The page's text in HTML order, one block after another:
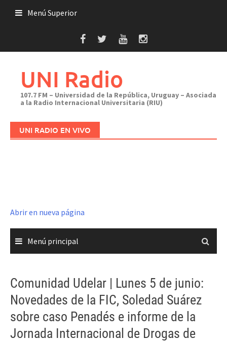
Menú Superior
UNI Radio
107.7 FM – Universidad de la República, Uruguay – Asociada
a la Radio Internacional Universitaria (RIU)
UNI RADIO EN VIVO
Abrir en nueva página
Menú principal
Comunidad Udelar | Lunes 5 de junio:
Novedades de la FIC, Soledad Suárez
sobre caso Penadés e informe de la
Jornada Internacional de Drogas de